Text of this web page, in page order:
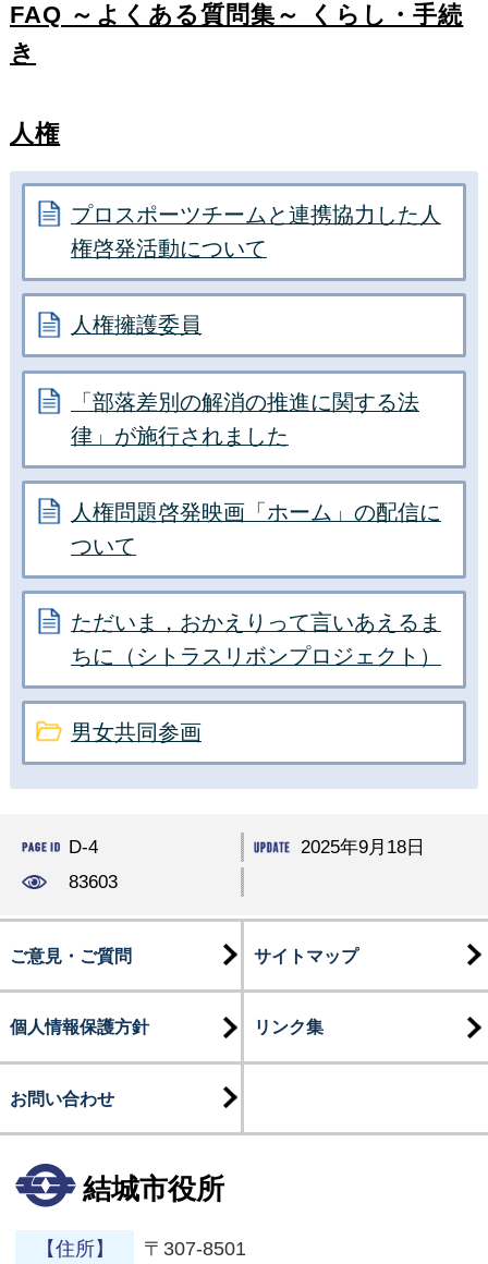
FAQ ～よくある質問集～ くらし・手続
き
人権
プロスポーツチームと連携協力した人
権啓発活動について
人権擁護委員
「部落差別の解消の推進に関する法
律」が施行されました
人権問題啓発映画「ホーム」の配信に
ついて
ただいま，おかえりって言いあえるま
ちに（シトラスリボンプロジェクト）
男女共同参画
D-4
2025年9月18日
83603
ご意見・ご質問 サイトマップ
個人情報保護方針 リンク集
お問い合わせ
結城市役所
【住所】 〒307-8501